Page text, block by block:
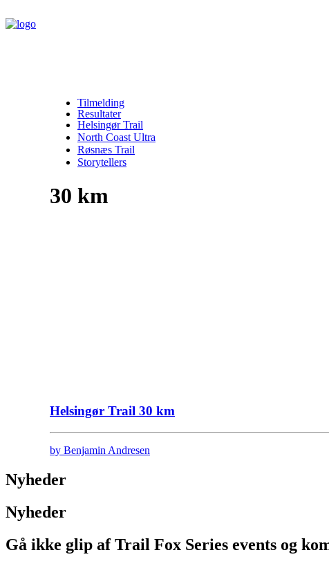
Tilmelding
Resultater
Helsingør Trail
North Coast Ultra
Røsnæs Trail
Storytellers
30 km
Helsingør Trail 30 km
by Benjamin Andresen
Nyheder
Nyheder
Gå ikke glip af Trail Fox Series events og